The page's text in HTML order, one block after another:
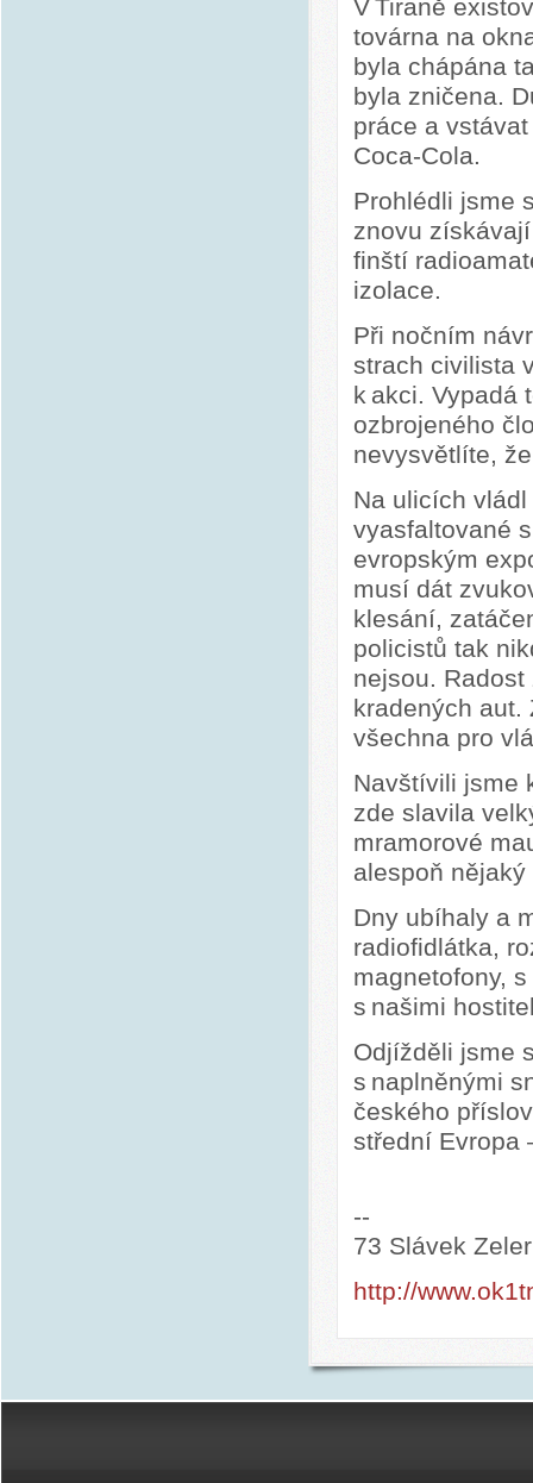
V Tiraně
továrna na
byla chápána
byla zničena.
práce a
Coca-Cola.
Prohlédli jsme
znovu
finští
izolace.
Při nočním
strach civilista
k akci. Vypadá
ozbrojeného
nevysvětlíte,
Na ulicích
vyasfaltované
evropským
musí dát
klesání,
policistů tak
nejsou.
kradených aut.
všechna pro
Navštívili jsme
zde slavila
mramorové
alespoň nějaký
Dny ubíhaly a
radiofidlátka,
magnetofony,
s našimi
Odjížděli jsme
s naplněnými
českého
střední Evropa
--
73 Slávek
http://